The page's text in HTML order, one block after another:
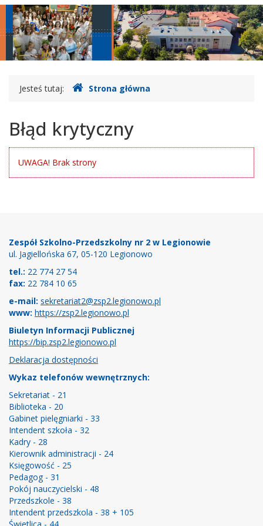
Gdzie
Jesteś tutaj: Strona główna
Błąd krytyczny
UWAGA! Brak strony
Zespół Szkolno-Przedszkolny nr 2 w Legionowie
ul. Jagiellońska 67, 05-120 Legionowo
tel.: 22 774 27 54
fax: 22 784 10 65
e-mail: sekretariat2@zsp2.legionowo.pl
www: https://zsp2.legionowo.pl
Biuletyn Informacji Publicznej
https://bip.zsp2.legionowo.pl
Deklaracja dostępności
Wykaz telefonów wewnętrznych:
Sekretariat - 21
Biblioteka - 20
Gabinet pielęgniarki - 33
Intendent szkoła - 32
Kadry - 28
Kierownik administracji - 24
Księgowość - 25
Pedagog - 31
Pokój nauczycielski - 48
Przedszkole - 38
Intendent przedszkola - 38 + 105